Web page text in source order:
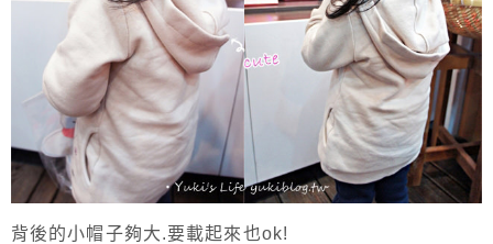
背後的小帽子夠大.要載起來也ok!